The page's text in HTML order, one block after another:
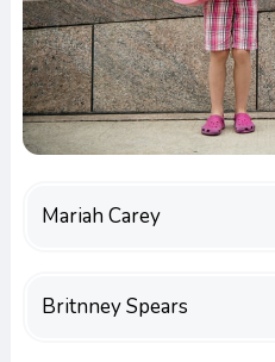
Mariah Carey
Britnney Spears